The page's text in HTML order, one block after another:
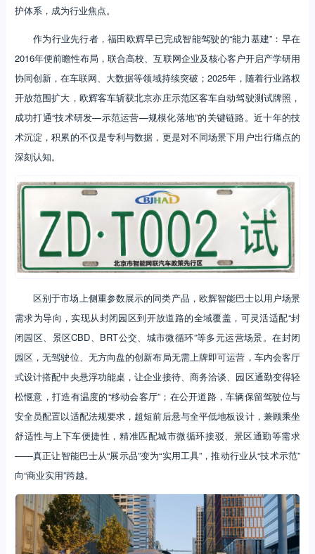
护体系，成为行业焦点。
作为行业先行者，福田欧辉早已完成智能驾驶的“能力基建”：早在
2016年便前瞻性布局，联合高校、互联网企业及核心客户开启产学研用
协同创新，在车联网、大数据等领域持续突破；2025年，随着行业路权
开放范围扩大，欧辉客车斩获北京亦庄示范区客车自动驾驶测试牌照，
成功打通“技术研发—示范运营—规模化落地”的关键链路。近十年的技
术沉淀，积累的不仅是专利与数据，更是对不同场景下用户出行痛点的
深刻认知。
区别于市场上侧重参数展示的同类产品，欧辉智能巴士以用户场景
需求为导向，实现从封闭园区到开放道路的全域覆盖，可灵活适配“封
闭园区、景区CBD、BRT公交、城市微循环”等多元运营场景。在封闭
园区，无驾驶位、无方向盘的创新布局无需上牌即可运营，车内会客厅
式设计搭配中央悬浮功能桌，让企业接待、商务洽谈、园区通勤变得轻
松惬意，打造有温度的“移动会客厅”；在公开道路，车辆保留驾驶位与
安全员配置以适配法规要求，超短前后悬与全平低地板设计，兼顾乘坐
舒适性与上下车便捷性，精准匹配城市微循环接驳、景区通勤等需求
——真正让智能巴士从“展示品”变为“实用工具”，推动行业从“技术示范”
向“商业实用”跨越。